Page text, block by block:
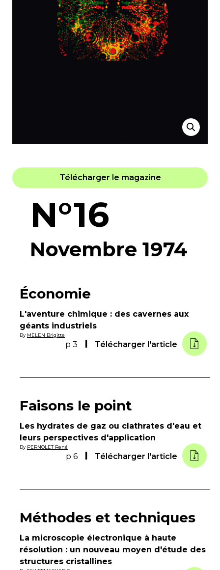
Télécharger le magazine
N°16
Novembre 1974
Économie
L'aventure chimique : des cavernes aux
géants industriels
By MELEN Brigitte
p 3 Télécharger l'article
Faisons le point
Les hydrates de gaz ou clathrates d'eau et
leurs perspectives d'application
By PERNOLET René
p 6 Télécharger l'article
Méthodes et techniques
La microscopie électronique à haute
résolution : un nouveau moyen d'étude des
structures cristallines